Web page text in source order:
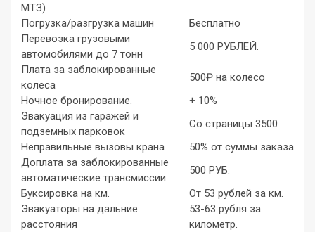
МТЗ)
Погрузка/разгрузка машин
Бесплатно
Перевозка грузовыми
автомобилями до 7 тонн
5 000 РУБЛЕЙ.
Плата за заблокированные
колеса
500₽ на колесо
Ночное бронирование.
+ 10%
Эвакуация из гаражей и
подземных парковок
Со страницы 3500
Неправильные вызовы крана
50% от суммы заказа
Доплата за заблокированные
автоматические трансмиссии
500 РУБ.
Буксировка на км.
От 53 рублей за км.
Эвакуаторы на дальние
расстояния
53-63 рубля за
километр.